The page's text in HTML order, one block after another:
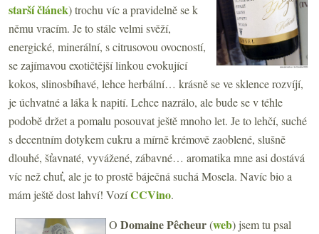
starší článek) trochu víc a pravidelně se k
němu vracím. Je to stále velmi svěží,
energické, minerální, s citrusovou ovocností,
se zajímavou exotičtější linkou evokující
kokos, slinosbíhavé, lehce herbální… krásně se ve sklence rozvíjí,
je úchvatné a láka k napití. Lehce nazrálo, ale bude se v téhle
podobě držet a pomalu posouvat ještě mnoho let. Je to lehčí, suché
s decentním dotykem cukru a mírně krémově zaoblené, slušně
dlouhé, šťavnaté, vyvážené, zábavné… aromatika mne asi dostává
víc než chuť, ale je to prostě báječná suchá Mosela. Navíc bio a
mám ještě dost lahví! VozíCCVino.
O Domaine Pêcheur(web) jsem tu psal